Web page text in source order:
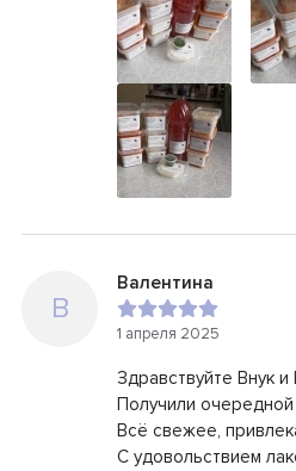
В
Валентина
1 апреля 2025
Здравствуйте Внук и
Получили
Всё свежее,
С удовольствием